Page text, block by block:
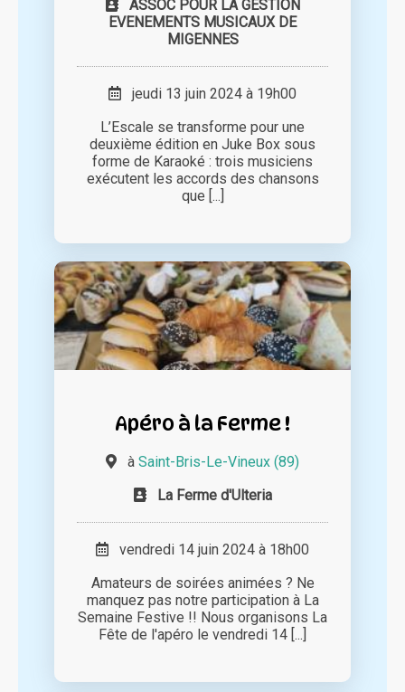
ASSOC POUR LA GESTION
EVENEMENTS MUSICAUX DE
MIGENNES
jeudi 13 juin 2024 à 19h00
L’Escale se transforme pour une
deuxième édition en Juke Box sous
forme de Karaoké : trois musiciens
exécutent les accords des chansons
que [...]
Apéro à la Ferme !
à Saint-Bris-Le-Vineux (89)
La Ferme d'Ulteria
vendredi 14 juin 2024 à 18h00
Amateurs de soirées animées ? Ne
manquez pas notre participation à La
Semaine Festive !! Nous organisons La
Fête de l'apéro le vendredi 14 [...]